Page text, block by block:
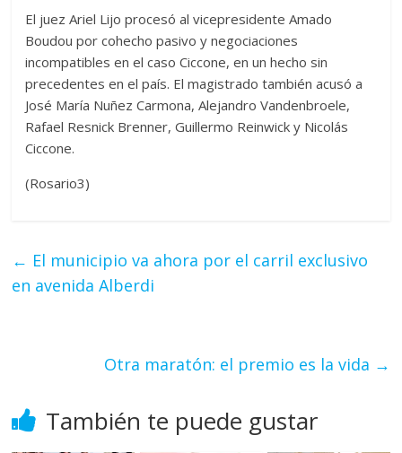
El juez Ariel Lijo procesó al vicepresidente Amado
Boudou por cohecho pasivo y negociaciones
incompatibles en el caso Ciccone, en un hecho sin
precedentes en el país. El magistrado también acusó a
José María Nuñez Carmona, Alejandro Vandenbroele,
Rafael Resnick Brenner, Guillermo Reinwick y Nicolás
Ciccone.
(Rosario3)
← El municipio va ahora por el carril exclusivo
en avenida Alberdi
Otra maratón: el premio es la vida →
También te puede gustar